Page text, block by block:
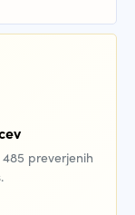
preverjenih